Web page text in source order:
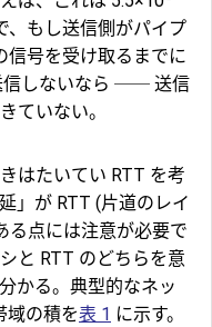
、もし送信側がパイプ
号を受け取るまでに
信しないなら ── 送信
ていない。
はたいてい RTT を考
」が RTT (片道のレイ
る点には注意が必要で
と RTT のどちらを意
かる。典型的なネッ
域の積を表 1 に示す。